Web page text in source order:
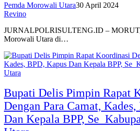
Pemda Morowali Utara30 April 2024
Revino
JURNALPOLRISULTENG.ID – MORUT,
Morowali Utara di…
Bupati Delis Pimpin Rapat
Dengan Para Camat,
Dan Kepala BPP,